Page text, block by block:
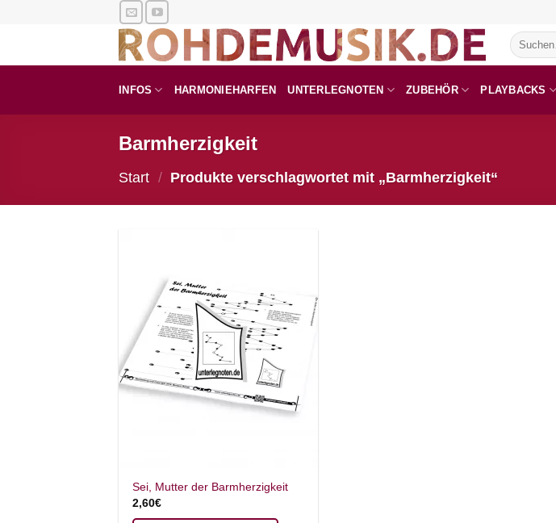
Suchen
nach:
INFOS HARMONIEHARFEN UNTERLEGNOTEN ZUBEHÖR PLAYBACKS
Barmherzigkeit
Start / Produkte verschlagwortet mit „Barmherzigkeit“
Sei, Mutter der Barmherzigkeit
2,60€